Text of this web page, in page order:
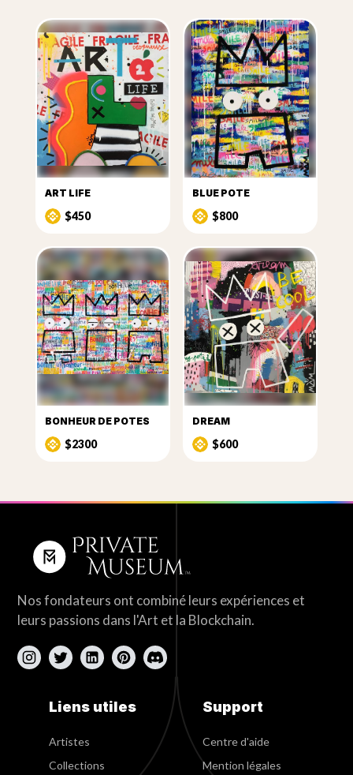
ART LIFE
$450
BLUE POTE
$800
BONHEUR DE POTES
$2300
DREAM
$600
Nos fondateurs ont combiné leurs expériences et
leurs passions dans l'Art et la Blockchain.
Liens utiles
Artistes
Collections
Support
Centre d'aide
Mention légales